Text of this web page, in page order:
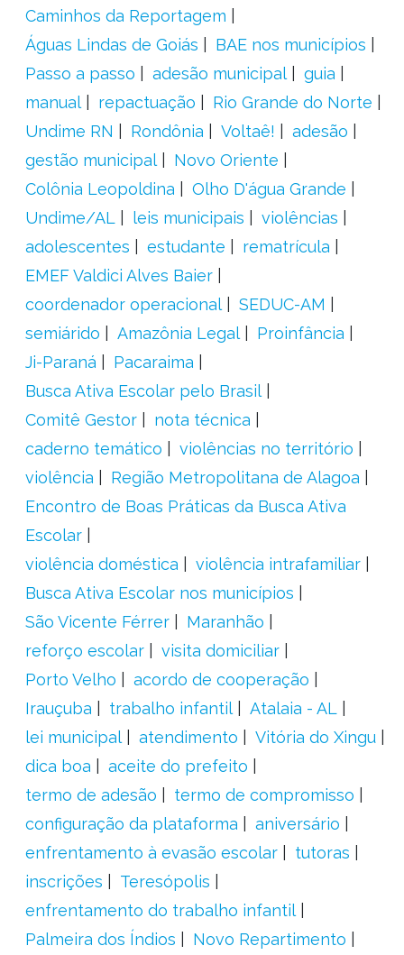
Caminhos da Reportagem
Águas Lindas de Goiás
BAE nos municípios
Passo a passo
adesão municipal
guia
manual
repactuação
Rio Grande do Norte
Undime RN
Rondônia Voltaê!
adesão
gestão municipal
Novo Oriente
Colônia Leopoldina
Olho D'água Grande
Undime/AL
leis municipais
violências
adolescentes
estudante
rematrícula
EMEF Valdici Alves Baier
coordenador operacional
SEDUC-AM
semiárido
Amazônia Legal
Proinfância
Ji-Paraná
Pacaraima
Busca Ativa Escolar pelo Brasil
Comitê Gestor
nota técnica
caderno temático
violências no território
violência
Região Metropolitana de Alagoa
Encontro de Boas Práticas da Busca Ativa
Escolar
violência doméstica
violência intrafamiliar
Busca Ativa Escolar nos municípios
São Vicente Férrer
Maranhão
reforço escolar
visita domiciliar
Porto Velho
acordo de cooperação
Irauçuba
trabalho infantil
Atalaia - AL
lei municipal
atendimento
Vitória do Xingu
dica boa
aceite do prefeito
termo de adesão
termo de compromisso
configuração da plataforma
aniversário
enfrentamento à evasão escolar
tutoras
inscrições
Teresópolis
enfrentamento do trabalho infantil
Palmeira dos Índios
Novo Repartimento